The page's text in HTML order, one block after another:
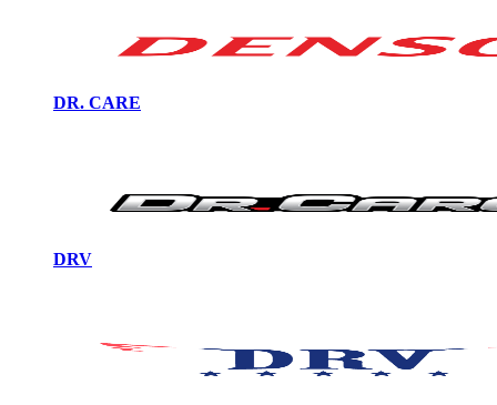
DR. CARE
DRV